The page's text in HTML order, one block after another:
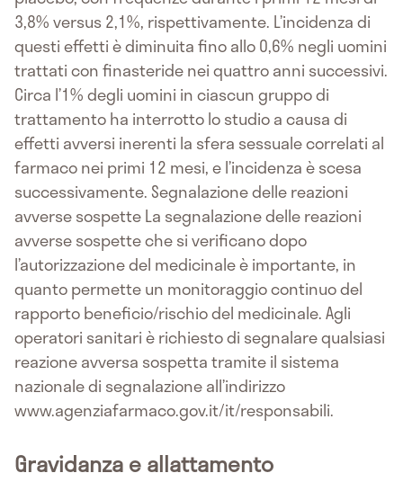
3,8% versus 2,1%, rispettivamente. L’incidenza di
questi effetti è diminuita fino allo 0,6% negli uomini
trattati con finasteride nei quattro anni successivi.
Circa l’1% degli uomini in ciascun gruppo di
trattamento ha interrotto lo studio a causa di
effetti avversi inerenti la sfera sessuale correlati al
farmaco nei primi 12 mesi, e l’incidenza è scesa
successivamente. Segnalazione delle reazioni
avverse sospette La segnalazione delle reazioni
avverse sospette che si verificano dopo
l’autorizzazione del medicinale è importante, in
quanto permette un monitoraggio continuo del
rapporto beneficio/rischio del medicinale. Agli
operatori sanitari è richiesto di segnalare qualsiasi
reazione avversa sospetta tramite il sistema
nazionale di segnalazione all’indirizzo
www.agenziafarmaco.gov.it/it/responsabili.
Gravidanza e allattamento